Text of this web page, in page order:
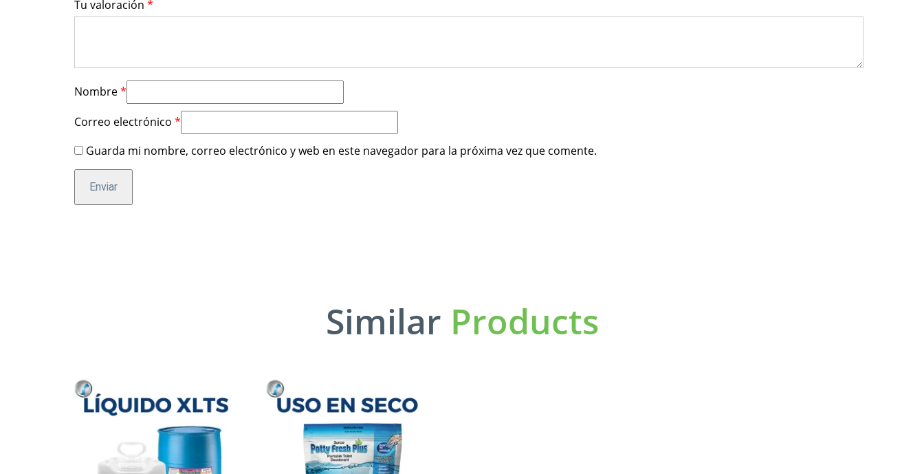
Tu valoración *
Nombre*
Correo electrónico *
Guarda mi nombre, correo electrónico y web en este navegador para la próxima vez que comente.
Similar Products